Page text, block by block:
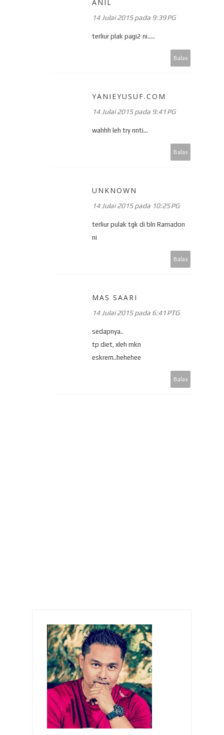
ANIL
14 Julai 2015 pada 9:39 PG
terliur plak pagi2 ni.....
Balas
YANIEYUSUF.COM
14 Julai 2015 pada 9:41 PG
wahhh leh try nnti...
Balas
UNKNOWN
14 Julai 2015 pada 10:25 PG
terliur pulak tgk di bln Ramadon
ni
Balas
MAS SAARI
14 Julai 2015 pada 6:41 PTG
sedapnya..
tp diet, xleh mkn
eskrem..hehehee
Balas